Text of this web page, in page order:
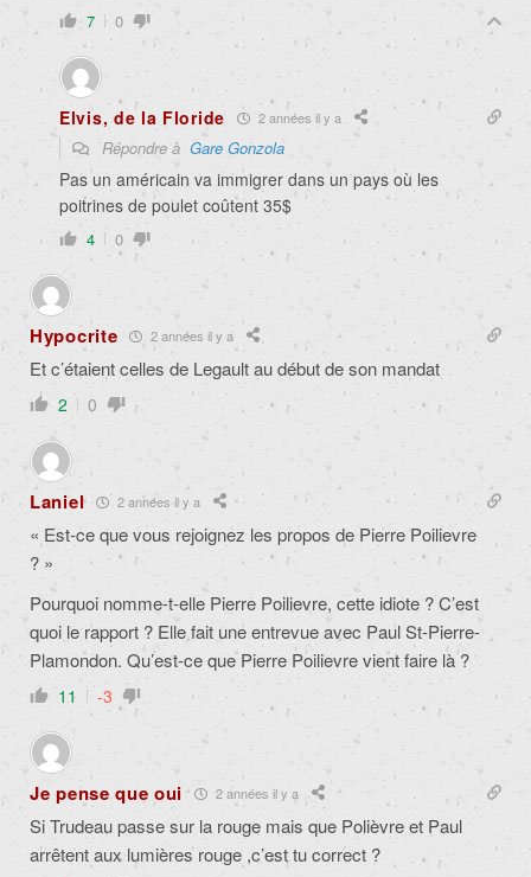
7 0
Elvis, de la Floride 2 années il y a
Répondre à Gare Gonzola
Pas un américain va immigrer dans un pays où les
poitrines de poulet coûtent 35$
4 0
Hypocrite 2 années il y a
Et c’étaient celles de Legault au début de son mandat
2 0
Laniel 2 années il y a
« Est-ce que vous rejoignez les propos de Pierre Poilievre
? »
Pourquoi nomme-t-elle Pierre Poilievre, cette idiote ? C’est
quoi le rapport ? Elle fait une entrevue avec Paul St-Pierre-
Plamondon. Qu’est-ce que Pierre Poilievre vient faire là ?
11 -3
Je pense que oui 2 années il y a
Si Trudeau passe sur la rouge mais que Polièvre et Paul
arrêtent aux lumières rouge ,c’est tu correct ?